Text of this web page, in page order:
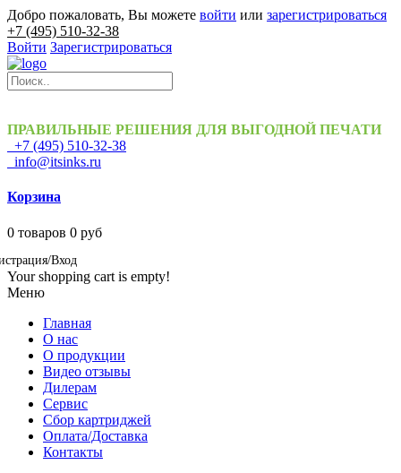
Добро пожаловать, Вы можете войти или зарегистрироваться
+7 (495) 510-32-38
Войти Зарегистрироваться
ПРАВИЛЬНЫЕ РЕШЕНИЯ ДЛЯ ВЫГОДНОЙ ПЕЧАТИ
+7 (495) 510-32-38
info@itsinks.ru
Корзина
0 товаров 0 руб
Вход
Your shopping cart is empty!
Меню
Главная
О нас
О продукции
Видео отзывы
Дилерам
Сервис
Сбор картриджей
Оплата/Доставка
Контакты